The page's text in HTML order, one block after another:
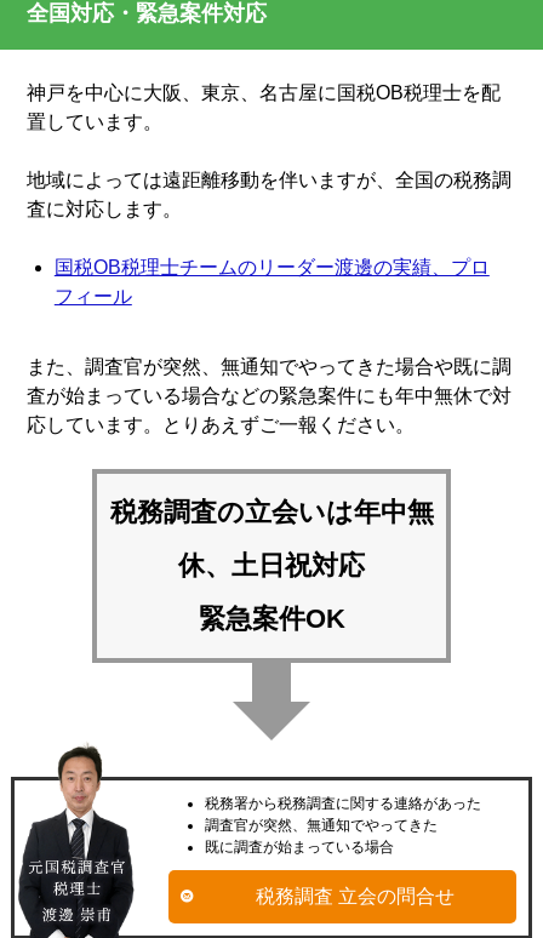
全国対応・緊急案件対応
神戸を中心に大阪、東京、名古屋に国税OB税理士を配
置しています。
地域によっては遠距離移動を伴いますが、全国の税務調
査に対応します。
国税OB税理士チームのリーダー渡邊の実績、プロ
フィール
また、調査官が突然、無通知でやってきた場合や既に調
査が始まっている場合などの緊急案件にも年中無休で対
応しています。とりあえずご一報ください。
税務調査の立会いは年中無
休、土日祝対応
緊急案件OK
税務署から税務調査に関する連絡があった
調査官が突然、無通知でやってきた
既に調査が始まっている場合
税務調査 立会の問合せ